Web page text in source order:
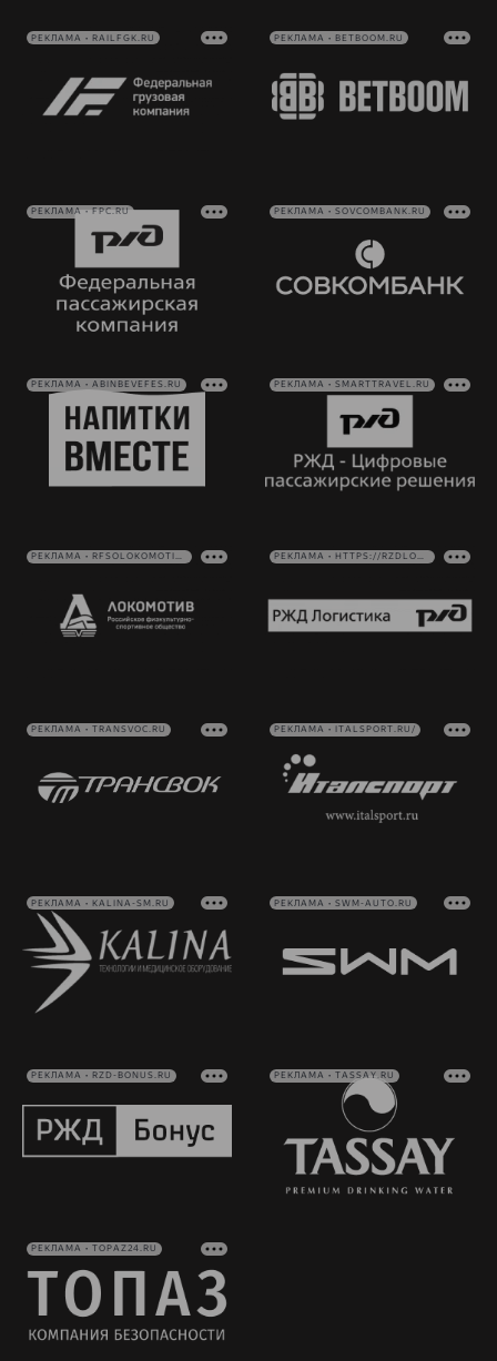
РЕКЛАМА • RAILFGK.RU РЕКЛАМА • BETBOOM.RU
РЕКЛАМА • FPC.RU РЕКЛАМА • SOVCOMBANK.RU
РЕКЛАМА • ABINBEVEFES.RU РЕКЛАМА • SMARTTRAVEL.RU
РЕКЛАМА • RFSOLOKOMOTIV.RU РЕКЛАМА • HTTPS://RZDLOG.RU/
РЕКЛАМА • TRANSVOC.RU РЕКЛАМА • ITALSPORT.RU/
РЕКЛАМА • KALINA-SM.RU РЕКЛАМА • SWM-AUTO.RU
РЕКЛАМА • RZD-BONUS.RU РЕКЛАМА • TASSAY.RU
РЕКЛАМА • TOPAZ24.RU